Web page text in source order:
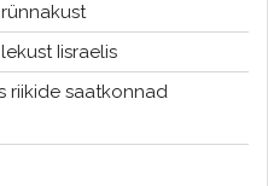
Iisraelis
riikide saatkonnad